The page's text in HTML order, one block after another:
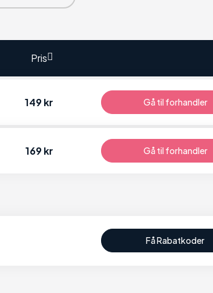
Pris
149 kr Gå til forhandler
169 kr Gå til forhandler
Få Rabatkoder